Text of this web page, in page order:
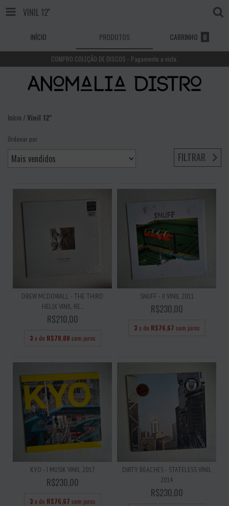
VINIL 12''
INÍCIO PRODUTOS CARRINHO 0
COMPRO COLEÇÃO DE DISCOS - Pagamento a vista.
Início /Vinil 12''
Ordenar por
FILTRAR
DREW MCDOWALL - THE THIRD
HELIX VINIL RE...
R$210,00
3 x de R$70,00 sem juros
SNUFF - II VINIL 2011
R$230,00
3 x de R$76,67 sem juros
KYO - I MUSIK VINIL 2017
R$230,00
3 x de R$76,67 sem juros
DIRTY BEACHES - STATELESS VINIL
2014
R$230,00